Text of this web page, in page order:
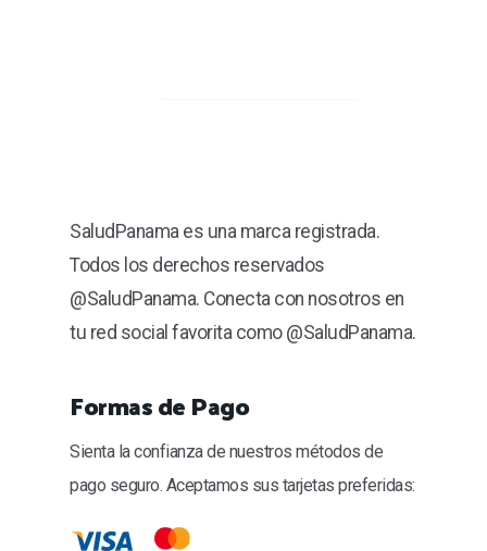
SaludPanama es una marca registrada.
Todos los derechos reservados
@SaludPanama. Conecta con nosotros en
tu red social favorita como @SaludPanama.
Formas de Pago
Sienta la confianza de nuestros métodos de
pago seguro. Aceptamos sus tarjetas preferidas: